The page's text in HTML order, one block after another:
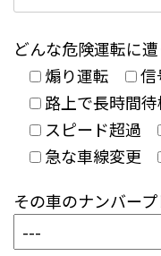
どんな危険運転に
煽り運転
信
路上で長時間
スピード超過
急な車線変更
その車のナンバー